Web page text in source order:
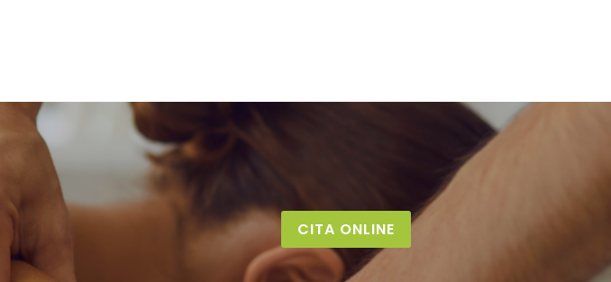
CITA ONLINE